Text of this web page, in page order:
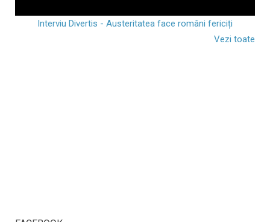
Interviu Divertis - Austeritatea face români fericiți
Vezi toate